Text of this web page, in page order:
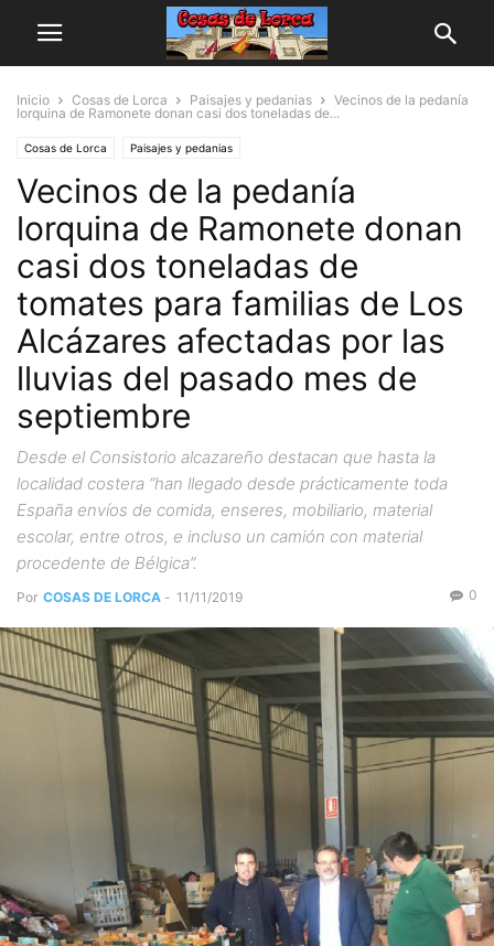
Inicio Cosas de Lorca Paisajes y pedanias
Vecinos de la pedanía
lorquina de Ramonete donan casi dos toneladas de...
Cosas de Lorca Paisajes y pedanias
Vecinos de la pedanía
lorquina de Ramonete donan
casi dos toneladas de
tomates para familias de Los
Alcázares afectadas por las
lluvias del pasado mes de
septiembre
Desde el Consistorio alcazareño destacan que hasta la
localidad costera “han llegado desde prácticamente toda
España envíos de comida, enseres, mobiliario, material
escolar, entre otros, e incluso un camión con material
procedente de Bélgica”.
Por COSAS DE LORCA - 11/11/2019 0